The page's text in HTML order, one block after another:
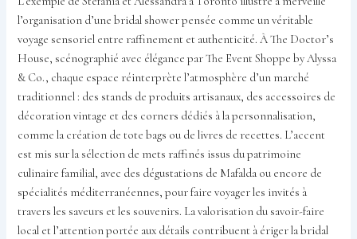
l’organisation d’une bridal shower pensée comme un véritable
voyage sensoriel entre raffinement et authenticité. À The Doctor’s
House, scénographié avec élégance par The Event Shoppe by Alyssa
& Co., chaque espace réinterprète l’atmosphère d’un marché
traditionnel : des stands de produits artisanaux, des accessoires de
décoration vintage et des corners dédiés à la personnalisation,
comme la création de tote bags ou de livres de recettes. L’accent
est mis sur la sélection de mets raffinés issus du patrimoine
culinaire familial, avec des dégustations de Mafalda ou encore de
spécialités méditerranéennes, pour faire voyager les invités à
travers les saveurs et les souvenirs. La valorisation du savoir-faire
local et l’attention portée aux détails contribuent à ériger la bridal